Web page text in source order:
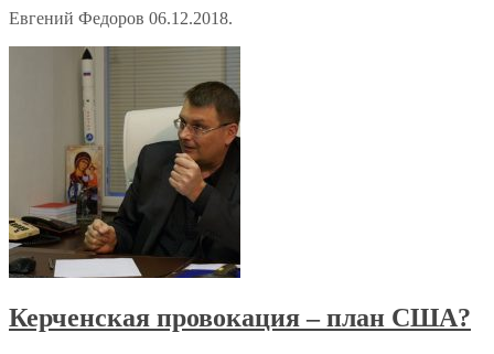
Евгений Федоров 06.12.2018.
Керченская провокация – план США?